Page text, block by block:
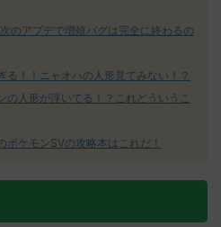
次のアプデで増殖バグは完全に終わるの
る！！ニャオハの人形見てみない！？
の人形が浮いてる！？これどういうこ
ポケモンSVの攻略本はこれだ！